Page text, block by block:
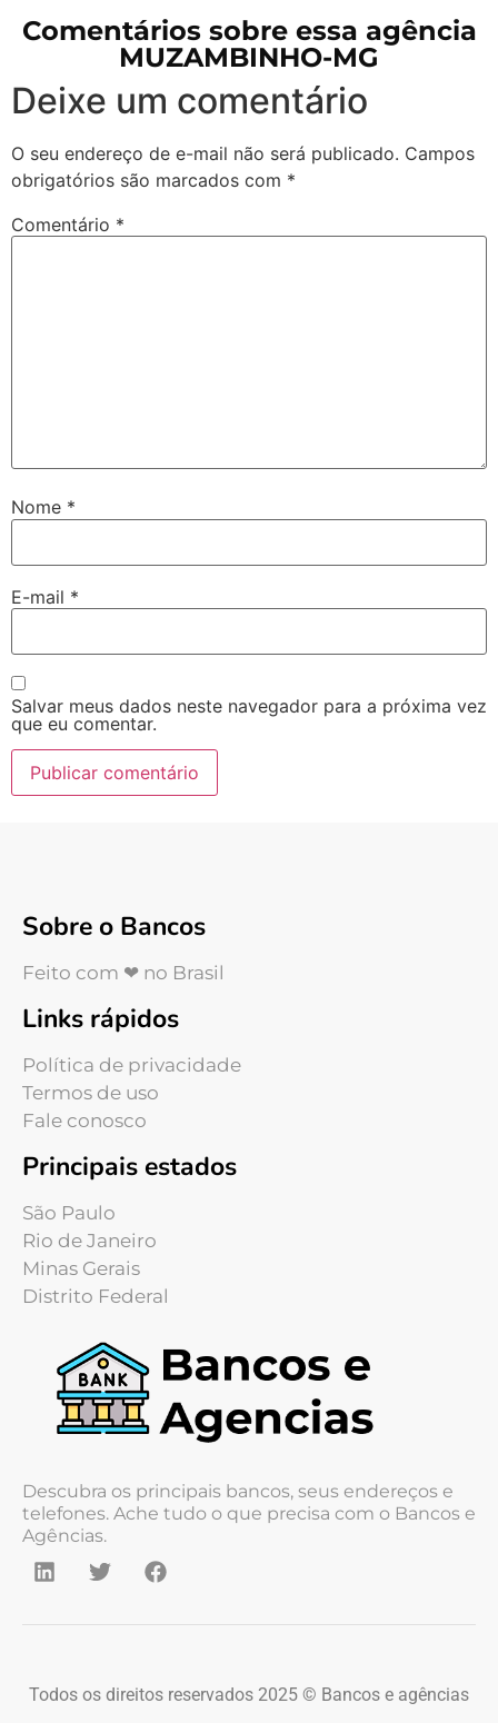
Comentários sobre essa agência
MUZAMBINHO-MG
Deixe um comentário
O seu endereço de e-mail não será publicado. Campos
obrigatórios são marcados com *
Comentário *
Nome *
E-mail *
Salvar meus dados neste navegador para a próxima vez
que eu comentar.
Sobre o Bancos
Feito com ❤ no Brasil
Links rápidos
Política de privacidade
Termos de uso
Fale conosco
Principais estados
São Paulo
Rio de Janeiro
Minas Gerais
Distrito Federal
Descubra os principais bancos, seus endereços e
telefones. Ache tudo o que precisa com o Bancos e
Agências.
Todos os direitos reservados 2025 © Bancos e agências